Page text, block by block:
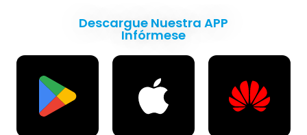
Descargue Nuestra APP
Infórmese